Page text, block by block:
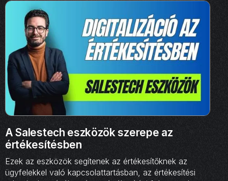
A Salestech eszközök szerepe az
értékesítésben
Ezek az eszközök segítenek az értékesítőknek az
ügyfelekkel való kapcsolattartásban, az értékesítési